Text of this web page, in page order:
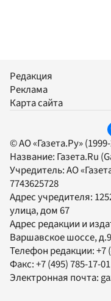
Редакция
Реклама
Карта сайта
© АО «Газета.Ру»
Название: Газета.Ru
Учредитель:АО
7743625728
Адрес учредителя:
улица, дом 67
Адрес редакции и
Варшавское шоссе,
Телефон редакции:+7
Факс:+7 (495) 785-17-01
Электронная почта: